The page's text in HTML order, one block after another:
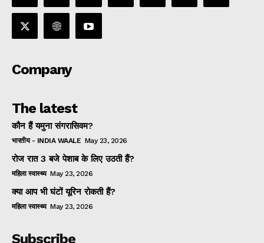
Company
The latest
कौन हैं यमुना संगरासिवम?
भारतीय - INDIA WAALE May 23, 2026
रोज रात 3 बजे पेशाब के लिए उठती हैं?
महिला स्वास्थ्य May 23, 2026
क्या आप भी घंटों यूरिन रोकती हैं?
महिला स्वास्थ्य May 23, 2026
Subscribe